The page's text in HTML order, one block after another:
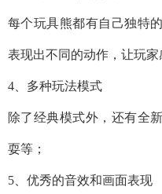
每个玩具熊都有自己独特
表现出不同的动作，让玩家
4、多种玩法模式
除了经典模式外，还有全
耍等；
5、优秀的音效和画面表现